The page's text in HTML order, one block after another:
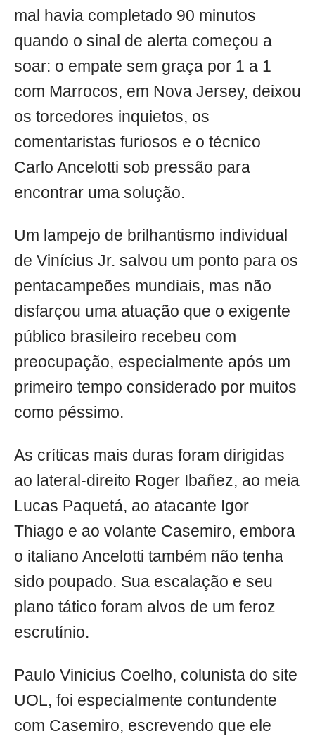
mal havia completado 90 minutos
quando o sinal de alerta começou a
soar: o empate sem graça por 1 a 1
com Marrocos, em Nova Jersey, deixou
os torcedores inquietos, os
comentaristas furiosos e o técnico
Carlo Ancelotti sob pressão para
encontrar uma solução.
Um lampejo de brilhantismo individual
de Vinícius Jr. salvou um ponto para os
pentacampeões mundiais, mas não
disfarçou uma atuação que o exigente
público brasileiro recebeu com
preocupação, especialmente após um
primeiro tempo considerado por muitos
como péssimo.
As críticas mais duras foram dirigidas
ao lateral-direito Roger Ibañez, ao meia
Lucas Paquetá, ao atacante Igor
Thiago e ao volante Casemiro, embora
o italiano Ancelotti também não tenha
sido poupado. Sua escalação e seu
plano tático foram alvos de um feroz
escrutínio.
Paulo Vinicius Coelho, colunista do site
UOL, foi especialmente contundente
com Casemiro, escrevendo que ele